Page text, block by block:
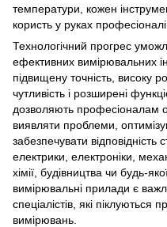
температури, кожен
користь у руках
Технологічний прогрес
ефективних вимірювальних
підвищену точність, високу
чутливість і розширені
дозволяють професіоналам
виявляти проблеми,
забезпечувати
електрики, електроніки,
хімії, будівництва чи будь-
вимірювальні прилади є
спеціалістів, які піклуються
вимірювань.